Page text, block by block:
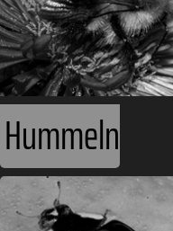
Hummeln